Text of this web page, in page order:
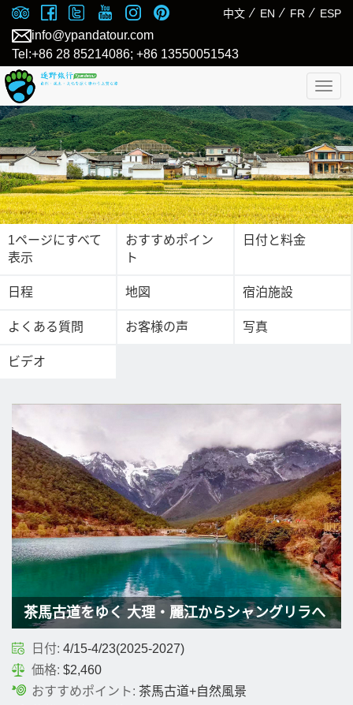
中文 ⁄ EN ⁄ FR ⁄ ESP
info@ypandatour.com
Tel:+86 28 85214086; +86 13550051543
1ページにすべて
表示
おすすめポイン
ト
日付と料金
日程 地図 宿泊施設
よくある質問 お客様の声 写真
ビデオ
茶馬古道をゆく 大理・麗江からシャングリラへ
日付: 4/15-4/23(2025-2027)
価格: $2,460
おすすめポイント: 茶馬古道+自然風景